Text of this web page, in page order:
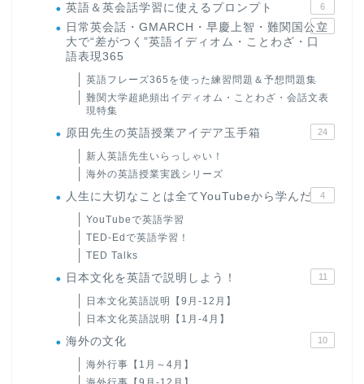
英語＆英会話学習に使えるプロンプト 6
日常英会話・GMARCH・早慶上智・難関国公立
大で“差がつく”英語イディオム・ことわざ・口
語表現365
22
英語フレーズ365を使った練習問題＆予想問題集
難関大学超絶頻出イディオム・ことわざ・会話文表
現特集
原田先生の英語授業アイデア玉手箱 24
新人英語先生いらっしゃい！
海外の英語授業実践シリーズ
人生に大切なことは全てYouTubeから学んだ 4
YouTubeで英語学習
TED-Edで英語学習！
TED Talks
日本文化を英語で説明しよう！ 11
日本文化英語説明【9月-12月】
日本文化英語説明【1月-4月】
海外の文化 10
海外行事【1月～4月】